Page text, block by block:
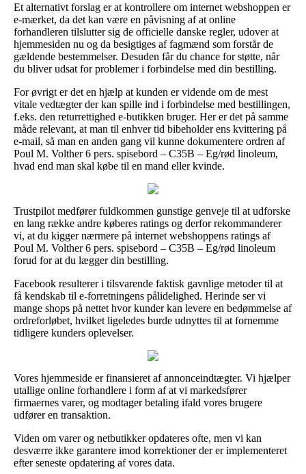
Et alternativt forslag er at kontrollere om internet webshoppen er
e-mærket, da det kan være en påvisning af at online
forhandleren tilslutter sig de officielle danske regler, udover at
hjemmesiden nu og da besigtiges af fagmænd som forstår de
gældende bestemmelser. Desuden får du chance for støtte, når
du bliver udsat for problemer i forbindelse med din bestilling.
For øvrigt er det en hjælp at kunden er vidende om de mest
vitale vedtægter der kan spille ind i forbindelse med bestillingen,
f.eks. den returrettighed e-butikken bruger. Her er det på samme
måde relevant, at man til enhver tid bibeholder ens kvittering på
e-mail, så man en anden gang vil kunne dokumentere ordren af
Poul M. Volther 6 pers. spisebord – C35B – Eg/rød linoleum,
hvad end man skal købe til en mand eller kvinde.
Trustpilot medfører fuldkommen gunstige genveje til at udforske
en lang række andre køberes ratings og derfor rekommanderer
vi, at du kigger nærmere på internet webshoppens ratings af
Poul M. Volther 6 pers. spisebord – C35B – Eg/rød linoleum
forud for at du lægger din bestilling.
Facebook resulterer i tilsvarende faktisk gavnlige metoder til at
få kendskab til e-forretningens pålidelighed. Herinde ser vi
mange shops på nettet hvor kunder kan levere en bedømmelse af
ordreforløbet, hvilket ligeledes burde udnyttes til at fornemme
tidligere kunders oplevelser.
Vores hjemmeside er finansieret af annonceindtægter. Vi hjælper
utallige online forhandlere i form af at vi markedsfører
firmaernes varer, og modtager betaling ifald vores brugere
udfører en transaktion.
Viden om varer og netbutikker opdateres ofte, men vi kan
desværre ikke garantere imod korrektioner der er implementeret
efter seneste opdatering af vores data.